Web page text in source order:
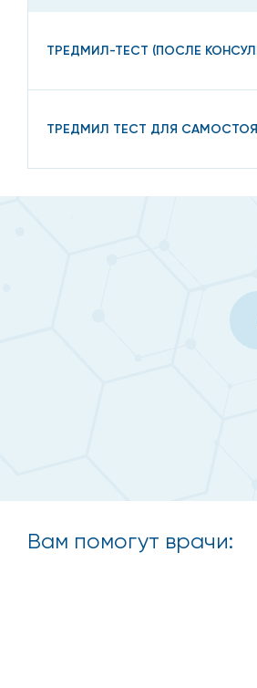
ТРЕДМИЛ-ТЕСТ (ПОСЛЕ
ТРЕДМИЛ ТЕСТ ДЛЯ
Вам помогут врачи: